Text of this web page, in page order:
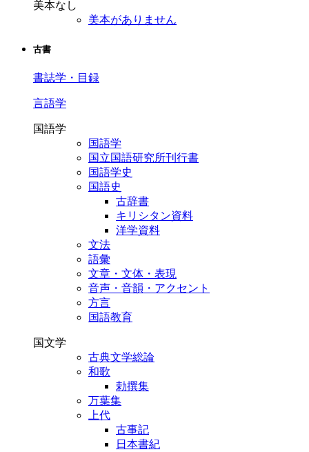
美本なし
美本がありません
古書
書誌学・目録
言語学
国語学
国語学
国立国語研究所刊行書
国語学史
国語史
古辞書
キリシタン資料
洋学資料
文法
語彙
文章・文体・表現
音声・音韻・アクセント
方言
国語教育
国文学
古典文学総論
和歌
勅撰集
万葉集
上代
古事記
日本書紀